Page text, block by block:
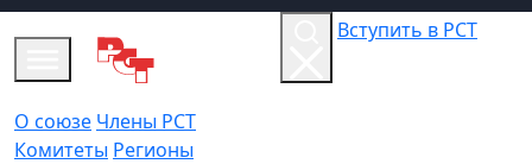
О союзе Члены РСТ
Комитеты Регионы
Вступить в РСТ